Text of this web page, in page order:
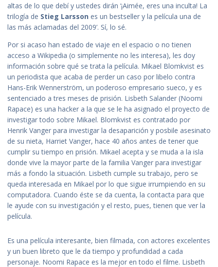
altas de lo que debí y ustedes dirán ‘¡Aimée, eres una inculta! La
trilogía de Stieg Larsson es un bestseller y la película una de
las más aclamadas del 2009’. Sí, lo sé.
Por si acaso han estado de viaje en el espacio o no tienen
acceso a Wikipedia (o simplemente no les interesa), les doy
información sobre qué se trata la película. Mikael Blomkvist es
un periodista que acaba de perder un caso por libelo contra
Hans-Erik Wennerström, un poderoso empresario sueco, y es
sentenciado a tres meses de prisión. Lisbeth Salander (Noomi
Rapace) es una hacker a la que se le ha asignado el proyecto de
investigar todo sobre Mikael. Blomkvist es contratado por
Henrik Vanger para investigar la desaparición y posbile asesinato
de su nieta, Harriet Vanger, hace 40 años antes de tener que
cumplir su tiempo en prisión. Mikael acepta y se muda a la isla
donde vive la mayor parte de la familia Vanger para investigar
más a fondo la situación. Lisbeth cumple su trabajo, pero se
queda interesada en Mikael por lo que sigue irrumpiendo en su
computadora. Cuando éste se da cuenta, la contacta para que
le ayude con su investigación y el resto, pues, tienen que ver la
película.
Es una película interesante, bien filmada, con actores excelentes
y un buen libreto que le da tiempo y profundidad a cada
personaje. Noomi Rapace es la mejor en todo el filme. Lisbeth